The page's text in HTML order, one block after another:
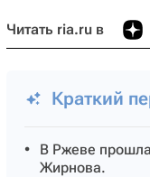
Читать ria.ru в
Краткий
В Ржеве
Жирнова.